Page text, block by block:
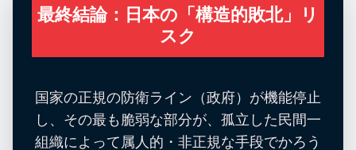
最終結論：日本の「構造的敗北」リ
スク
国家の正規の防衛ライン（政府）が機能停止
し、その最も脆弱な部分が、孤立した民間一
組織によって属人的・非正規な手段でかろう